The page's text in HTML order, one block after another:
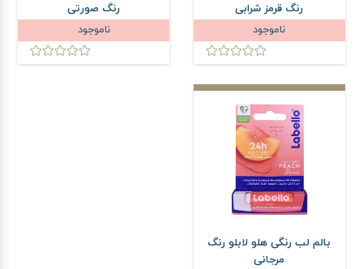
رنگ قرمز شرابی
ناموجود
رنگ صورتی
ناموجود
بالم لب رنگی هلو لابلو رنگ
مرجانی